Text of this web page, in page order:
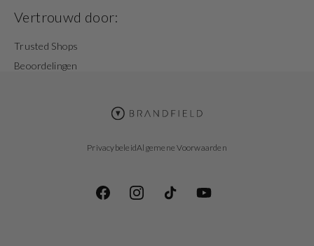
Vertrouwd door:
Trusted Shops
Beoordelingen
PrivacybeleidAlgemene Voorwaarden
FacebookInstagramTikTok YouTube